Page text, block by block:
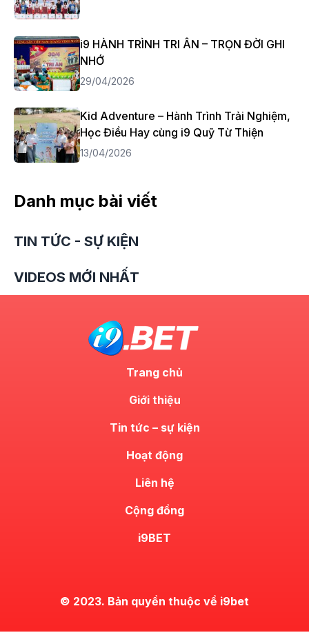
i9 HÀNH TRÌNH TRI ÂN – TRỌN ĐỜI GHI
NHỚ
29/04/2026
Kid Adventure – Hành Trình Trải Nghiệm,
Học Điều Hay cùng i9 Quỹ Từ Thiện
13/04/2026
Danh mục bài viết
TIN TỨC - SỰ KIỆN
VIDEOS MỚI NHẤT
Trang chủ
Giới thiệu
Tin tức – sự kiện
Hoạt động
Liên hệ
Cộng đồng
i9BET
© 2023. Bản quyền thuộc về i9bet